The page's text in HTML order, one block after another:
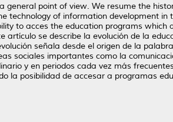
point of view. We resume the
technology of information development in
to acces the education programs which
se describe la evolución de la
señala desde el origen de la
sociales importantes como la
y en periodos cada vez más
la posibilidad de accesar a programas